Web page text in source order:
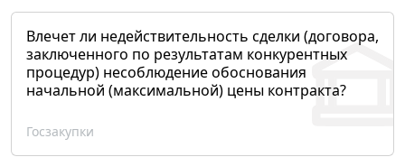
Влечет ли недействительность сделки (договора,
заключенного по результатам конкурентных
процедур) несоблюдение обоснования
начальной (максимальной) цены контракта?
Госзакупки